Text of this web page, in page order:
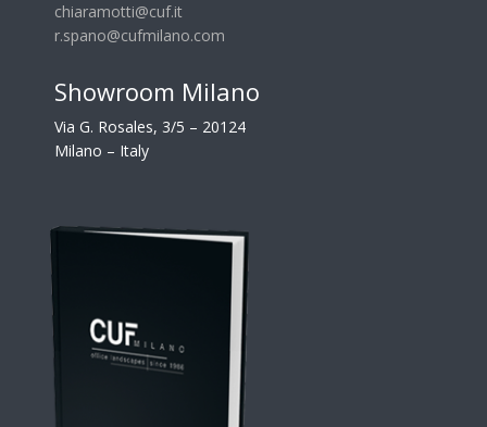
chiaramotti@cuf.it
r.spano@cufmilano.com
Showroom Milano
Via G. Rosales, 3/5 – 20124
Milano – Italy